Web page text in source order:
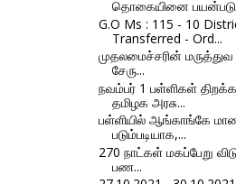
தொகையினை
G.O Ms : 115 - 10
Transferred - Ord...
முதலமைச்சரின் மருத்துவ
சேரு...
நவம்பர் 1 பள்ளிகள்
தமிழக அரசு...
பள்ளியில் ஆங்காங்கே
படும்படியாக,...
270 நாட்கள் மகப்பேறு
பண...